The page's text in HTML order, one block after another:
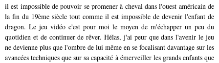
il est impossible de pouvoir se promener à cheval dans l'ouest américain de
la fin du 19ème siècle tout comme il est impossible de devenir l'enfant de
dragon. Le jeu vidéo c'est pour moi le moyen de m'échapper un peu du
quotidien et de continuer de rêver. Hélas, j'ai peur que dans l'avenir le jeu
ne devienne plus que l'ombre de lui même en se focalisant davantage sur les
avancées techniques que sur sa capacité à émerveiller les grands enfants que